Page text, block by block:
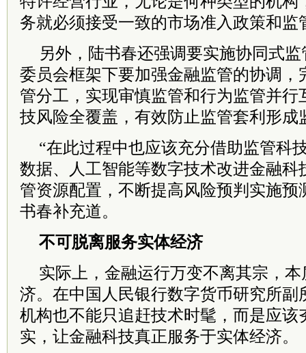
务就必须接受一致的市场准入政策和监
另外，陆书春还强调要实施协同式
委员会框架下要加强金融监管的协调，
管分工，实现审慎监管和行为监管并行
技风险全覆盖，有效防止监管套利形成
“在此过程中也应该充分借助监管科
数据、人工智能等数字技术改进金融科
管资源配置，不断提高风险预判实施预
书春补充道。
不可脱离服务实体经济
实际上，金融运行万变不离其宗，
济。在中国人民银行数字货币研究所副
机构也不能只追赶技术时髦，而是应该
实，让金融科技真正服务于实体经济。